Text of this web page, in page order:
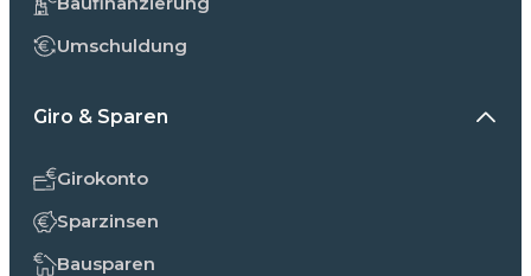
Umschuldung
Giro & Sparen
Girokonto
Sparzinsen
Bausparen